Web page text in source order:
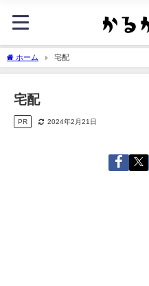
ホーム 宅配
宅配
PR 2024年2月21日